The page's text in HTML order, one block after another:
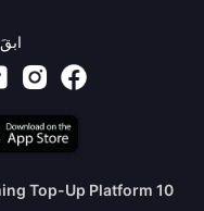
10 Years Trusted Game & Live Streaming Top-Up Platform